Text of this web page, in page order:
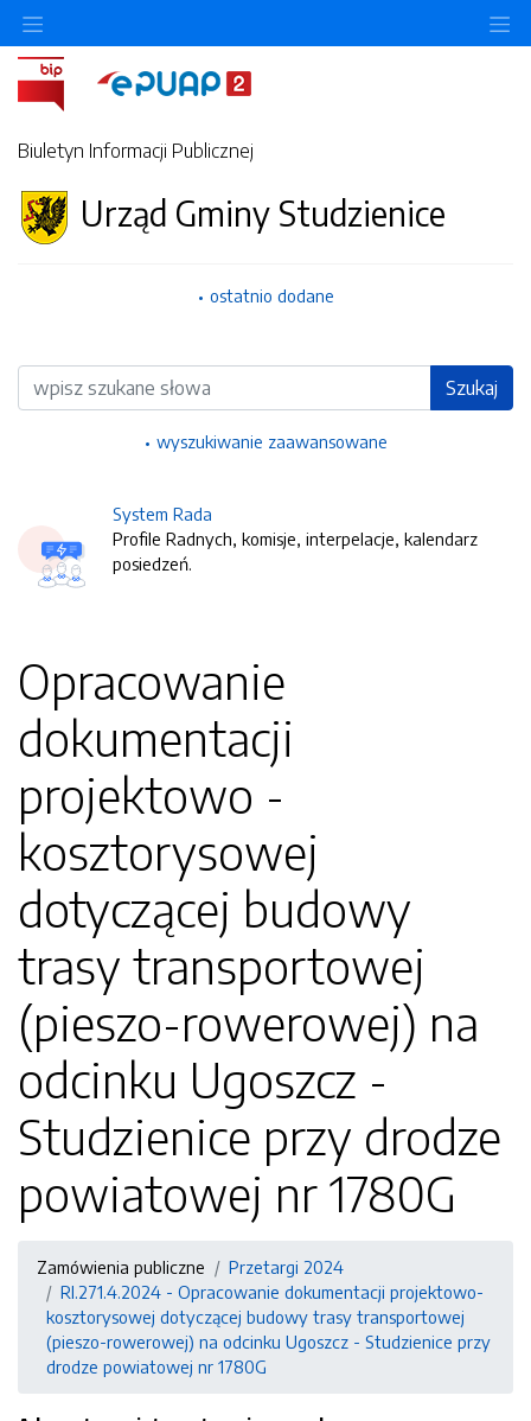
Biuletyn Informacji Publicznej
Urząd Gminy Studzienice
ostatnio dodane
Wyszukiwarka Szukaj
wyszukiwanie zaawansowane
System Rada
Profile Radnych, komisje, interpelacje, kalendarz
posiedzeń.
Opracowanie
dokumentacji
projektowo -
kosztorysowej
dotyczącej budowy
trasy transportowej
(pieszo-rowerowej) na
odcinku Ugoszcz -
Studzienice przy drodze
powiatowej nr 1780G
Zamówienia publiczne
Przetargi 2024
RI.271.4.2024 - Opracowanie dokumentacji projektowo-
kosztorysowej dotyczącej budowy trasy transportowej
(pieszo-rowerowej) na odcinku Ugoszcz - Studzienice przy
drodze powiatowej nr 1780G